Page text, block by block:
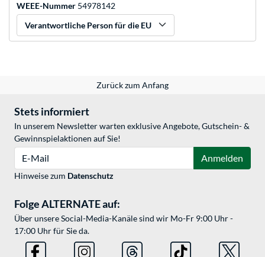
WEEE-Nummer 54978142
Verantwortliche Person für die EU
Zurück zum Anfang
Stets informiert
In unserem Newsletter warten exklusive Angebote, Gutschein- &
Gewinnspielaktionen auf Sie!
Anmelden
Hinweise zum Datenschutz
Folge ALTERNATE auf:
Über unsere Social-Media-Kanäle sind wir Mo-Fr 9:00 Uhr -
17:00 Uhr für Sie da.